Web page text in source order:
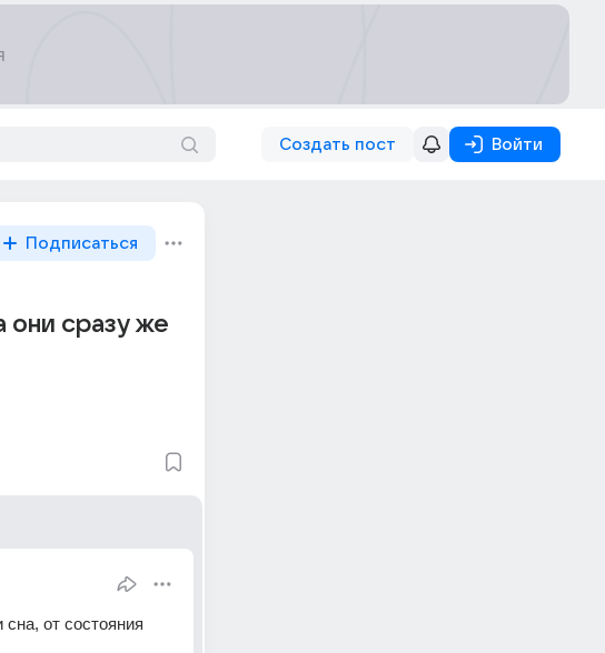
Создать пост Войти
Подписаться
они сразу же
от состояния